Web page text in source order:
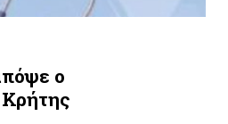
ο
Κρήτης